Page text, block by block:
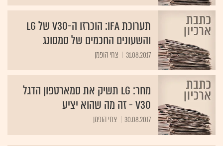
תערוכת IFA: הוכרזו ה-V30 של LG
והשעונים החכמים של סמסונג
31.08.2017 צחי הופמן
מחר: LG תשיק את סמארטפון הדגל
V30 - זה מה שהוא יציע
30.08.2017 צחי הופמן